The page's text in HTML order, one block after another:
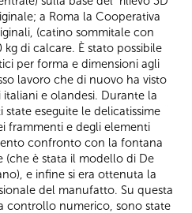
a Roma la Cooperativa
(catino sommitale con
di calcare. È stato possibile
per forma e dimensioni agli
lavoro che di nuovo ha visto
e olandesi. Durante la
eseguite le delicatissime
frammenti e degli elementi
confronto con la fontana
(che è stata il modello di De
e infine si era ottenuta la
del manufatto. Su questa
controllo numerico, sono state